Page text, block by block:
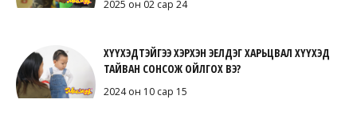
2025 он 02 сар 24
ХҮҮХЭДТЭЙГЭЭ ХЭРХЭН ЭЕЛДЭГ ХАРЬЦВАЛ ХҮҮХЭД
ТАЙВАН СОНСОЖ ОЙЛГОХ ВЭ?
2024 он 10 сар 15